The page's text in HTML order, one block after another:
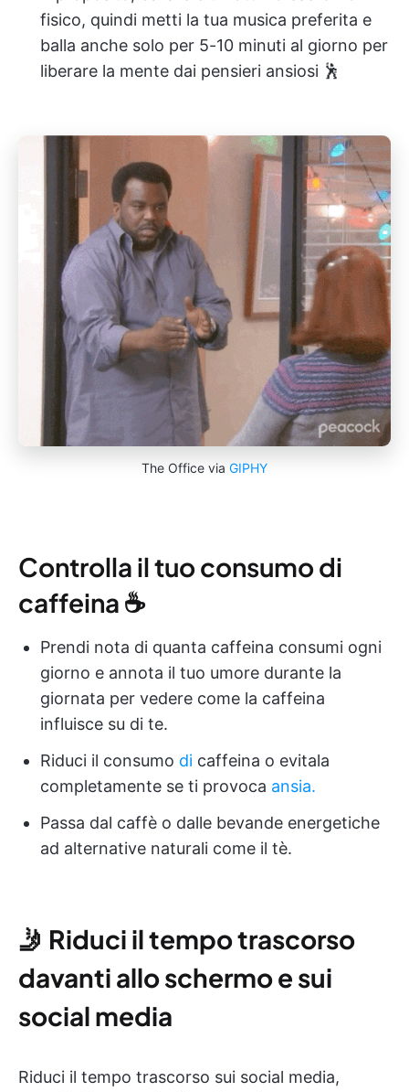
fisico, quindi metti la tua musica preferita e
balla anche solo per 5-10 minuti al giorno per
liberare la mente dai pensieri ansiosi 🕺
The Office via GIPHY
Controlla il tuo consumo di
caffeina ☕️
Prendi nota di quanta caffeina consumi ogni
giorno e annota il tuo umore durante la
giornata per vedere come la caffeina
influisce su di te.
Riduci il consumo di caffeina o evitala
completamente se ti provoca ansia.
Passa dal caffè o dalle bevande energetiche
ad alternative naturali come il tè.
🤳 Riduci il tempo trascorso
davanti allo schermo e sui
social media
Riduci il tempo trascorso sui social media,